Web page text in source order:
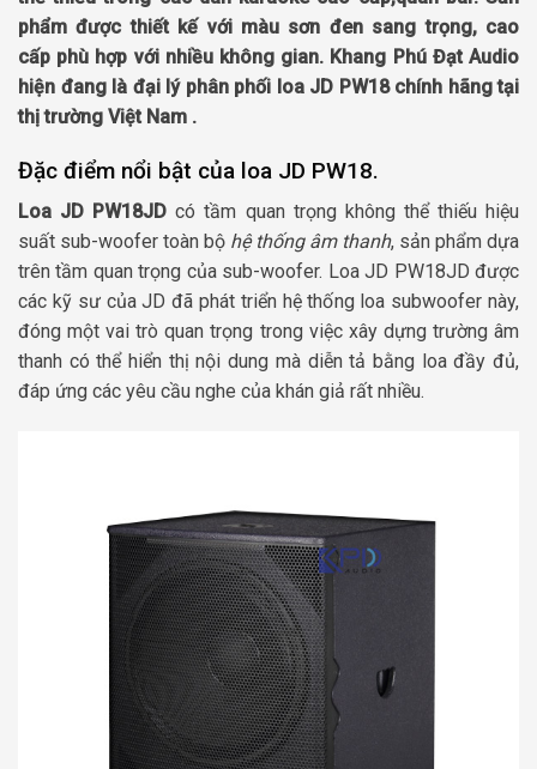
phẩm được thiết kế với màu sơn đen sang trọng, cao
cấp phù hợp với nhiều không gian. Khang Phú Đạt Audio
hiện đang là đại lý phân phối loa JD PW18 chính hãng tại
thị trường Việt Nam .
Đặc điểm nổi bật của loa JD PW18.
Loa JD PW18JD có tầm quan trọng không thể thiếu hiệu
suất sub-woofer toàn bộ hệ thống âm thanh, sản phẩm dựa
trên tầm quan trọng của sub-woofer. Loa JD PW18JD được
các kỹ sư của JD đã phát triển hệ thống loa subwoofer này,
đóng một vai trò quan trọng trong việc xây dựng trường âm
thanh có thể hiển thị nội dung mà diễn tả bằng loa đầy đủ,
đáp ứng các yêu cầu nghe của khán giả rất nhiều.